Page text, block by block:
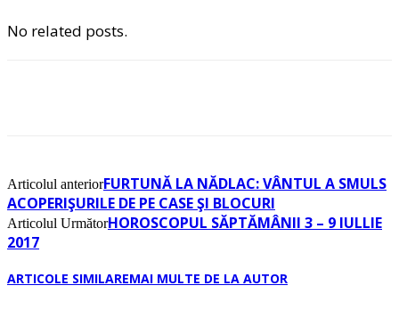
No related posts.
Articolul anteriorFURTUNĂ LA NĂDLAC: VÂNTUL A SMULS
ACOPERIŞURILE DE PE CASE ŞI BLOCURI
Articolul UrmătorHOROSCOPUL SĂPTĂMÂNII 3 – 9 IULLIE
2017
ARTICOLE SIMILAREMAI MULTE DE LA AUTOR